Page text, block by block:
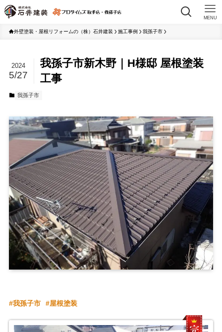
MENU
外壁塗装・屋根リフォームの（株）石井建装 施工事例 我孫子市
我孫子市新木野｜H様邸 屋根塗装
工事
2024
5/27
我孫子市
我孫子市 屋根塗装